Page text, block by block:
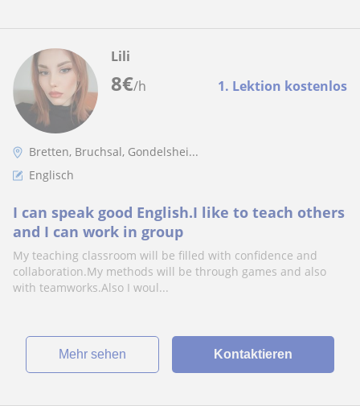
8€/h 1. Lektion kostenlos
Lili
Bretten, Bruchsal, Gondelshei...
Englisch
I can speak good English.I like to teach others
and I can work in group
My teaching classroom will be filled with confidence and
collaboration.My methods will be through games and also
with teamworks.Also I woul...
Mehr sehen Kontaktieren